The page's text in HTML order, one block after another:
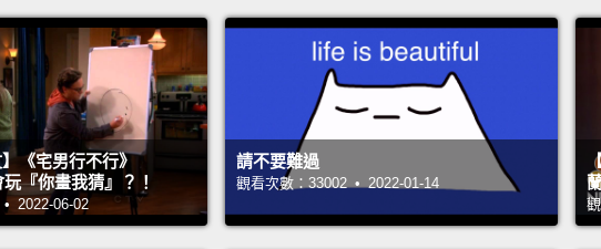
《宅男行不行》
『你畫我猜』？！
2022-06-02
請不要難過
觀看次數：33002 • 2022-01-14